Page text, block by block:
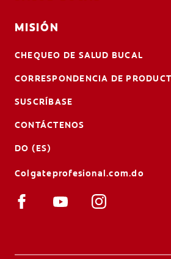
MISIÓN
CHEQUEO DE SALUD BUCAL
CORRESPONDENCIA DE
SUSCRÍBASE
CONTÁCTENOS
DO (ES)
Colgateprofesional.com.do